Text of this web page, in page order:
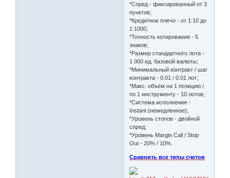
*Спред - фиксированный от 3
пунктов;
*Кредитное плечо - от 1:10 до
1:1000;
*Точность котирования - 5
знаков;
*Размер стандартного лота -
1 000 ед. базовой валюты;
*Минимальный контракт / шаг
контракта - 0.01 / 0.01 лот;
*Макс. объем на 1 позицию /
по 1 инструменту - 10 лотов;
*Система исполнения -
Instant (немедленное);
*Уровень стопов - двойной
спред;
*Уровень Margin Call / Stop
Out - 20% / 10%.
Сравнить все типы счетов